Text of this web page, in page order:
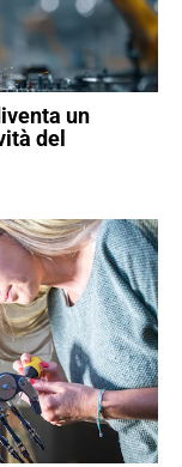
un
del